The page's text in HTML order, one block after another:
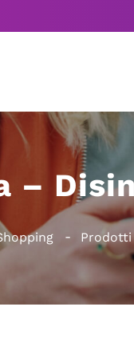
–
Prodotti